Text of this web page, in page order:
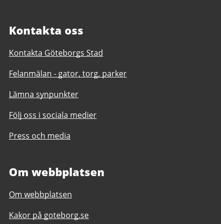
Kontakta oss
Kontakta Göteborgs Stad
Felanmälan - gator, torg, parker
Lämna synpunkter
Följ oss i sociala medier
Press och media
Om webbplatsen
Om webbplatsen
Kakor på goteborg.se